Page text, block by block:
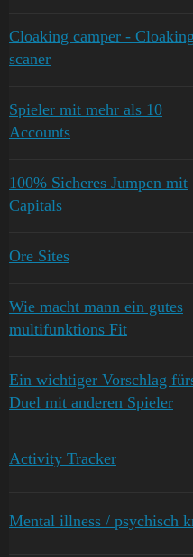
Cloaking camper - Cloaking
scaner
Spieler mit mehr als 10
Accounts
100% Sicheres Jumpen mit
Capitals
Ore Sites
Wie macht mann ein gutes
multifunktions Fit
Ein wichtiger Vorschlag
Duel mit anderen Spieler
Activity Tracker
Mental illness / psychisch